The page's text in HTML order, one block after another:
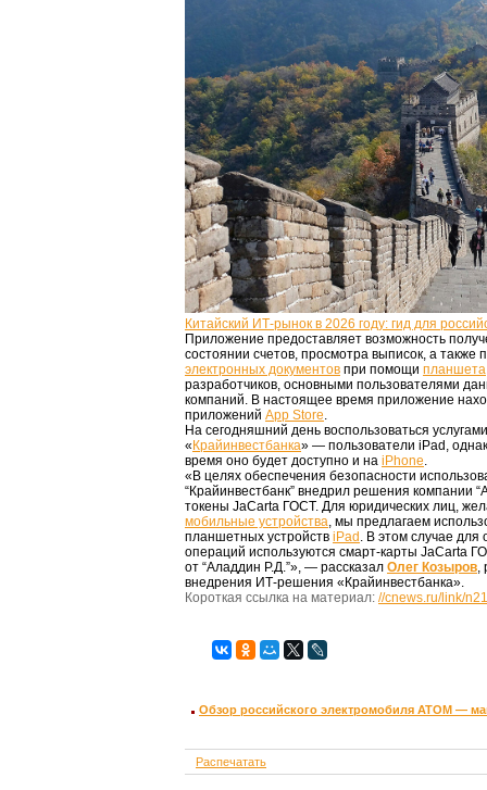
Китайский ИТ-рынок в 2026 году: гид для
Приложение предоставляет возможность
состоянии счетов, просмотра выписок, а также
электронных документов при помощи планшета
разработчиков, основными пользователями
компаний. В настоящее время приложение
приложений App Store
На сегодняшний день воспользоваться
«Крайинвестбанка» — пользователи iPad,
время оно будет доступно и на iPhone
«В целях обеспечения безопасности
“Крайинвестбанк” внедрил решения компании
токены JaCarta ГОСТ. Для юридических лиц,
мобильные устройства , мы предлагаем
планшетных устройств iPad . В этом случае
операций используются смарт-карты JaCarta
от “Аладдин Р.Д.”», — рассказал Олег Козыров
внедрения ИТ-решения «Крайинвестбанка».
Короткая ссылка на материал: //cnews.ru/link/
Обзор российского электромобиля АТОМ —
Распечатать